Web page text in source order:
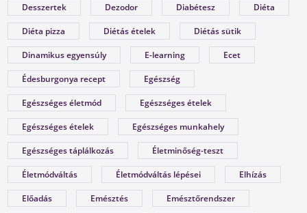
leadott súly
8 kg
A KÁNIKULA 6 LEGFŐBB
VESZÉLYE
Amikor a hőmérséklet tartósan 30–35 °C fölé
emelkedik, szervezetünk hőszabályozó
rendszere komoly terhelés alá kerül.Tünetek,
megoldások!
Desszertek Dezodor Diabétesz Diéta
Diéta pizza Diétás ételek Diétás sütik
Dinamikus egyensúly E-learning Ecet
Édesburgonya recept Egészség
Egészséges életmód Egészséges ételek
Egészséges ételek Egészséges munkahely
Egészséges táplálkozás Életminőség-teszt
Életmódváltás Életmódváltás lépései Elhízás
Előadás Emésztés Emésztőrendszer